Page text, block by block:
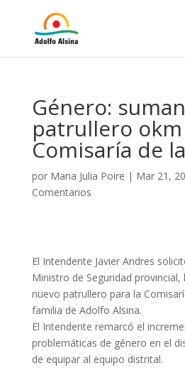
Género:
patrullero
Comisaría de
por Maria Julia Poire | Mar 21,
Comentarios
El Intendente Javier Andres
Ministro de Seguridad
nuevo patrullero para la
familia de Adolfo Alsina.
El Intendente remarcó el
problemáticas de género en el
de equipar al equipo distrital.